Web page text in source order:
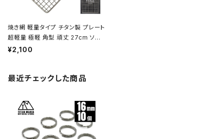
焼き網 軽量タイプ チタン製 プレート
超軽量 極軽 角型 頑丈 27cm ソロ
キャンプ BBQ バーベキュー アウト
¥2,100
最近チェックした商品